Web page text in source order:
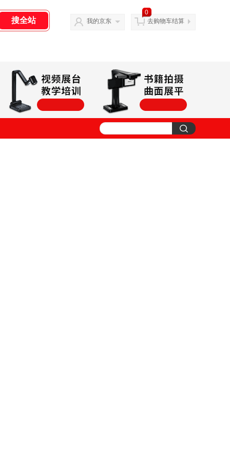
我的京东
0
去购物车结算